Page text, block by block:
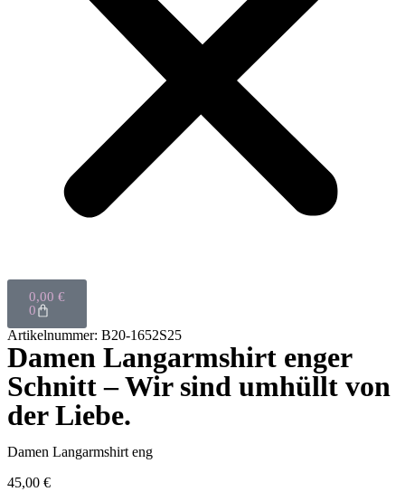
0,00 €
0
Artikelnummer: B20-1652S25
Damen Langarmshirt enger
Schnitt – Wir sind umhüllt von
der Liebe.
Damen Langarmshirt eng
45,00 €